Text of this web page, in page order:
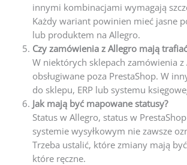
innymi kombinacjami wymagają
Każdy wariant powinien mieć jasne
lub produktem na Allegro.
Czy zamówienia z Allegro mają
W niektórych sklepach zamówienia z
obsługiwane poza PrestaShop. W
do sklepu, ERP lub systemu
Jak mają być mapowane statusy?
Status w Allegro, status w
systemie wysyłkowym nie zawsze
Trzeba ustalić, które zmiany mają
które ręczne.